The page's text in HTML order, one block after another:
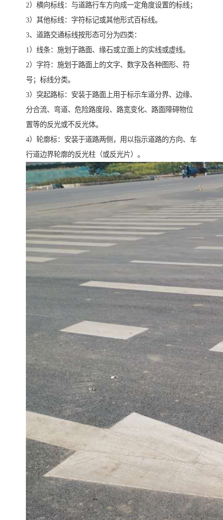
2）横向标线：与道路行车方向成一定角度设置的标线；
3）其他标线：字符标记或其他形式百标线。
3、道路交通标线按形态可分为四类：
1）线条：施划于路面、缘石或立面上的实线或虚线。
2）字符：施划于路面上的文字、数字及各种图形、符
号；标线分类。
3）突起路标：安装于路面上用于标示车道分界、边缘、
分合流、弯道、危险路度段、路宽变化、路面障碍物位
置等的反光或不反光体。
4）轮廓标：安装于道路两侧，用以指示道路的方向、车
行道边界轮廓的反光柱（或反光片）。